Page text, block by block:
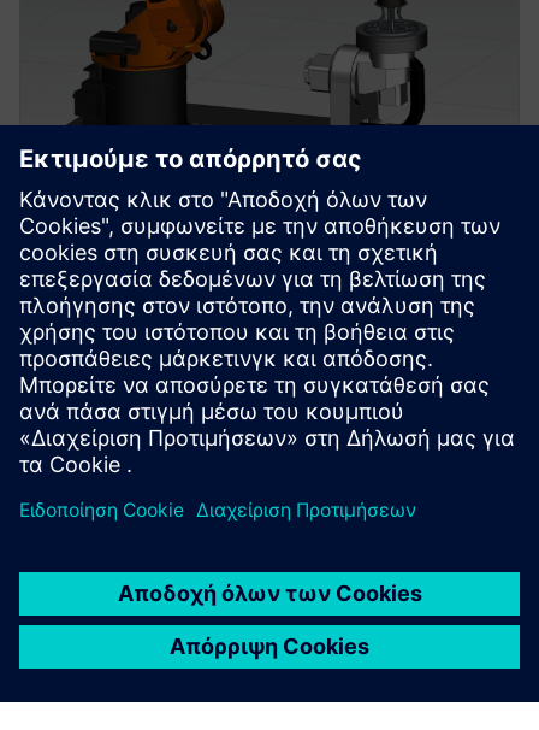
NX FOR MANUFACTURING
NX AM Multi-Axis
Παρέχει τις απαραίτητες λύσεις για τη ρύθμιση και
την κίνηση μηχανών πολλαπλών αξόνων και
υβριδικών προσθέτων.